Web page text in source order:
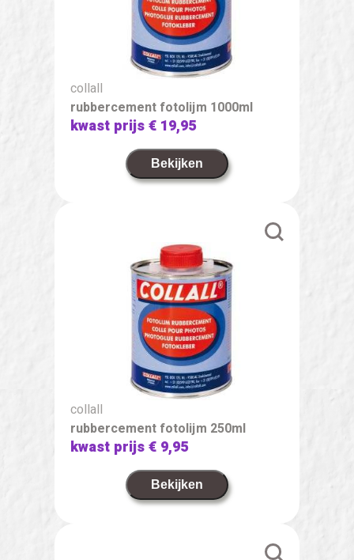
collall
rubbercement fotolijm 1000ml
kwast prijs€ 19,95
Bekijken
collall
rubbercement fotolijm 250ml
kwast prijs€ 9,95
Bekijken